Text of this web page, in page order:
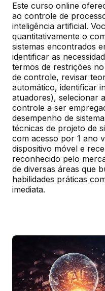
Este curso online
ao controle de
inteligência artificial.
quantitativamente o
sistemas encontrados
identificar as
termos de restrições
de controle, revisar
automático, identificar
atuadores), selecionar
controle a ser
desempenho de
técnicas de projeto de
com acesso por 1 ano
dispositivo móvel e
reconhecido pelo
de diversas áreas que
habilidades práticas
imediata.